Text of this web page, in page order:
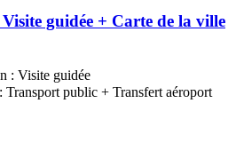
guidée + Carte de la ville
: Visite guidée
public + Transfert aéroport